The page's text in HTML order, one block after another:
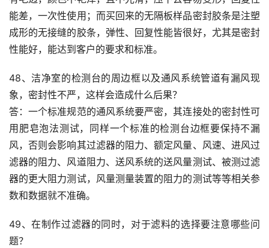
能差，一次性使用；而买回来的无隔板样品密封胶条是注塑
成形的无接缝的胶条，弹性、回复性能皆很好，尤其是密封
性能好，能达到客户的要求和标准。
48、洁净室的检测台的周边框以及通风系统管道有漏风现
象，密封性不严，这样会造成什么后果？
答：一个标准规范的通风系统要严密，其连接处的密封性可
用肥皂泡法测试，同样一个标准的检测台边框要保持不漏
风，否则会影响其过滤器的阻力、额定风量、风速、进风过
滤器的阻力、风道阻力、送风系统的送风量测试、被测过滤
器的更大阻力测试，风量测量装置的阻力的测试等等相关参
数和数据就不准确。
49、在制作过滤器的同时，对于滤料的选择要注意哪些问
题？